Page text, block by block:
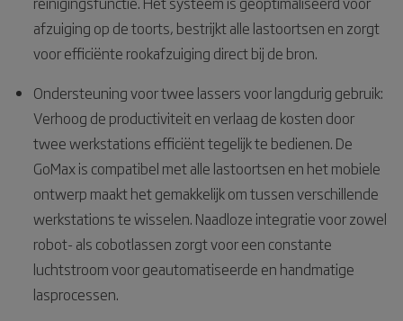
afzuiging op de toorts, bestrijkt alle lastoortsen en zorgt
voor efficiënte rookafzuiging direct bij de bron.
Ondersteuning voor twee lassers voor langdurig gebruik:
Verhoog de productiviteit en verlaag de kosten door
twee werkstations efficiënt tegelijk te bedienen. De
GoMax is compatibel met alle lastoortsen en het mobiele
ontwerp maakt het gemakkelijk om tussen verschillende
werkstations te wisselen. Naadloze integratie voor zowel
robot- als cobotlassen zorgt voor een constante
luchtstroom voor geautomatiseerde en handmatige
lasprocessen.